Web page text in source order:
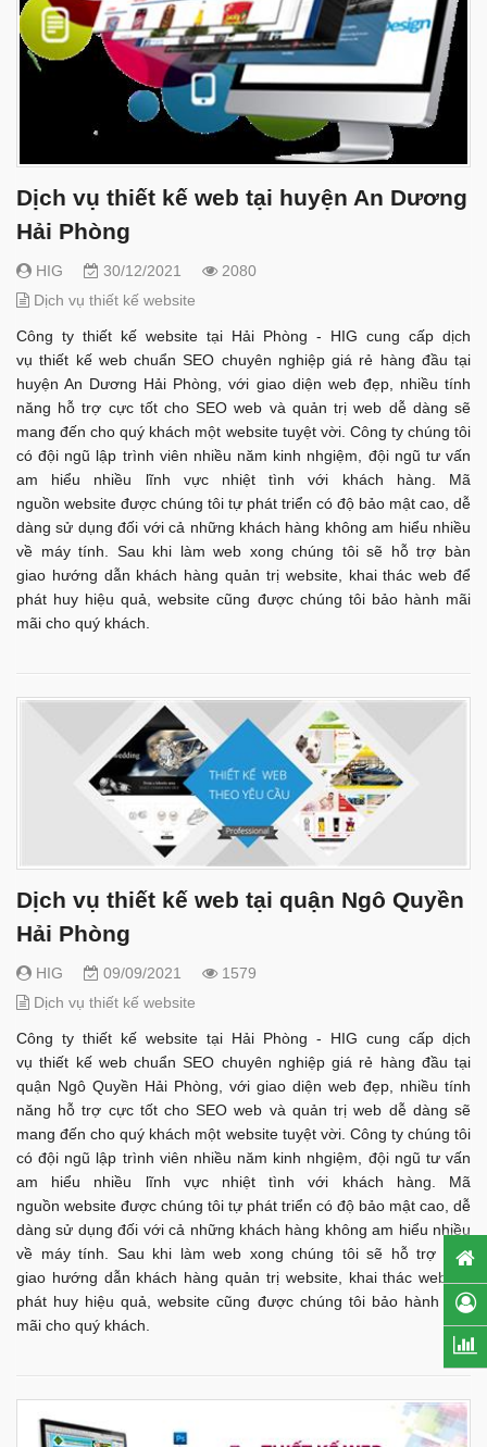
Dịch vụ thiết kế web tại huyện An Dương
Hải Phòng
HIG 30/12/2021
2080
Dịch vụ thiết kế website
Công ty thiết kế website tại Hải Phòng - HIG cung cấp dịch
vụ thiết kế web chuẩn SEO chuyên nghiệp giá rẻ hàng đầu tại
huyện An Dương Hải Phòng, với giao diện web đẹp, nhiều tính
năng hỗ trợ cực tốt cho SEO web và quản trị web dễ dàng sẽ
mang đến cho quý khách một website tuyệt vời. Công ty chúng tôi
có đội ngũ lập trình viên nhiều năm kinh nhgiệm, đội ngũ tư vấn
am hiểu nhiều lĩnh vực nhiệt tình với khách hàng. Mã
nguồn website được chúng tôi tự phát triển có độ bảo mật cao, dễ
dàng sử dụng đối với cả những khách hàng không am hiểu nhiều
về máy tính. Sau khi làm web xong chúng tôi sẽ hỗ trợ bàn
giao hướng dẫn khách hàng quản trị website, khai thác web để
phát huy hiệu quả, website cũng được chúng tôi bảo hành mãi
mãi cho quý khách.
Dịch vụ thiết kế web tại quận Ngô Quyền
Hải Phòng
HIG 09/09/2021
1579
Dịch vụ thiết kế website
Công ty thiết kế website tại Hải Phòng - HIG cung cấp dịch
vụ thiết kế web chuẩn SEO chuyên nghiệp giá rẻ hàng đầu tại
quận Ngô Quyền Hải Phòng, với giao diện web đẹp, nhiều tính
năng hỗ trợ cực tốt cho SEO web và quản trị web dễ dàng sẽ
mang đến cho quý khách một website tuyệt vời. Công ty chúng tôi
có đội ngũ lập trình viên nhiều năm kinh nhgiệm, đội ngũ tư vấn
am hiểu nhiều lĩnh vực nhiệt tình với khách hàng. Mã
nguồn website được chúng tôi tự phát triển có độ bảo mật cao, dễ
dàng sử dụng đối với cả những khách hàng không am hiểu nhiều
về máy tính. Sau khi làm web xong chúng tôi sẽ hỗ trợ bàn
giao hướng dẫn khách hàng quản trị website, khai thác web để
phát huy hiệu quả, website cũng được chúng tôi bảo hành mãi
mãi cho quý khách.